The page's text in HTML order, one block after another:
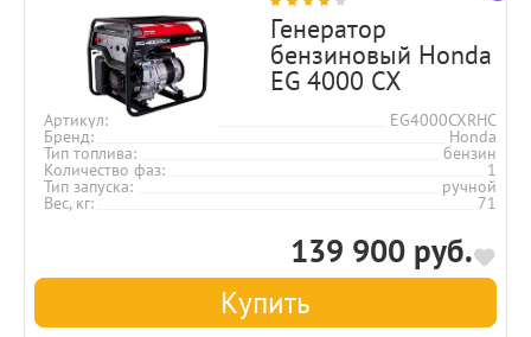
Генератор
бензиновый Honda
EG 4000 CX
Артикул EG4000CXRHC
Бренд Honda
Тип топлива бензин
Количество фаз 1
Тип запуска ручной
Вес, кг 71
139 900 руб.
Купить